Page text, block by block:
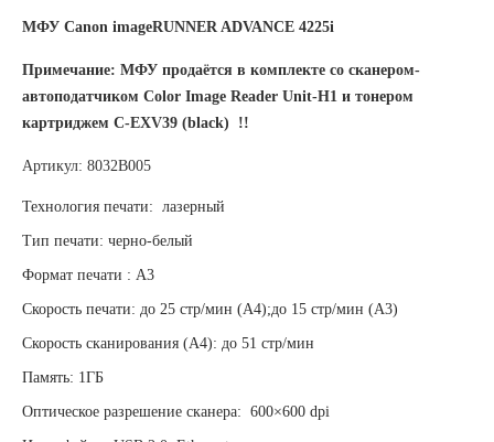
МФУ Canon imageRUNNER ADVANCE 4225i
Примечание: МФУ продаётся в комплекте со сканером-
автоподатчиком Color Image Reader Unit-H1 и тонером
картриджем C-EXV39 (black)
!!
Артикул: 8032B005
Технология печати: лазерный
Тип печати: черно-белый
Формат печати : А3
Скорость печати: до 25 стр/мин (А4);до 15 стр/мин (А3)
Скорость сканирования (А4): до 51 стр/мин
Память: 1ГБ
Оптическое разрешение сканера: 600×600 dpi